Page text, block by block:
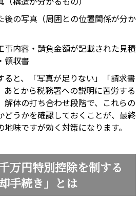
後の写真（周囲との位置関係が分か
事内容・請負金額が記載された見積
領収書
ると、「写真が足りない」「請求書
あとから税務署への説明に苦労する
解体の打ち合わせ段階で、これらの
どうかを確認しておくことが、最終
味ですが効く対策になります。
万円特別控除を制する
手続き」とは